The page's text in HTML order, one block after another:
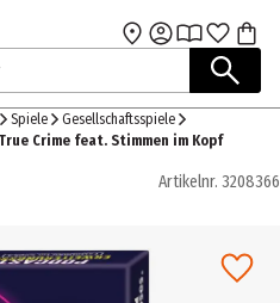
Zum Hauptinhalt
Spiele
Gesellschaftsspiele
Crime feat. Stimmen im Kopf
Artikelnr. 3208366